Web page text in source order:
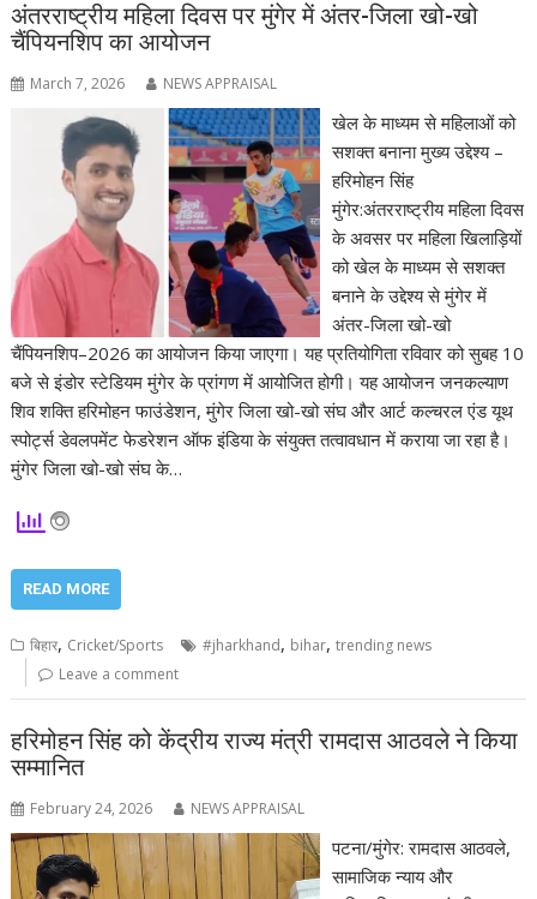
अंतरराष्ट्रीय महिला दिवस पर मुंगेर में अंतर-जिला खो-खो
चैंपियनशिप का आयोजन
March 7, 2026 NEWS APPRAISAL
खेल के माध्यम से महिलाओं को
सशक्त बनाना मुख्य उद्देश्य –
हरिमोहन सिंह
मुंगेर:अंतरराष्ट्रीय महिला दिवस
के अवसर पर महिला खिलाड़ियों
को खेल के माध्यम से सशक्त
बनाने के उद्देश्य से मुंगेर में
अंतर-जिला खो-खो
चैंपियनशिप–2026 का आयोजन किया जाएगा। यह प्रतियोगिता रविवार को सुबह 10
बजे से इंडोर स्टेडियम मुंगेर के प्रांगण में आयोजित होगी। यह आयोजन जनकल्याण
शिव शक्ति हरिमोहन फाउंडेशन, मुंगेर जिला खो-खो संघ और आर्ट कल्चरल एंड यूथ
स्पोर्ट्स डेवलपमेंट फेडरेशन ऑफ इंडिया के संयुक्त तत्वावधान में कराया जा रहा है।
मुंगेर जिला खो-खो संघ के…
READ MORE
बिहार, Cricket/Sports #jharkhand, bihar,trending news
Leave a comment
हरिमोहन सिंह को केंद्रीय राज्य मंत्री रामदास आठवले ने किया
सम्मानित
February 24, 2026 NEWS APPRAISAL
पटना/मुंगेर: रामदास आठवले,
सामाजिक न्याय और